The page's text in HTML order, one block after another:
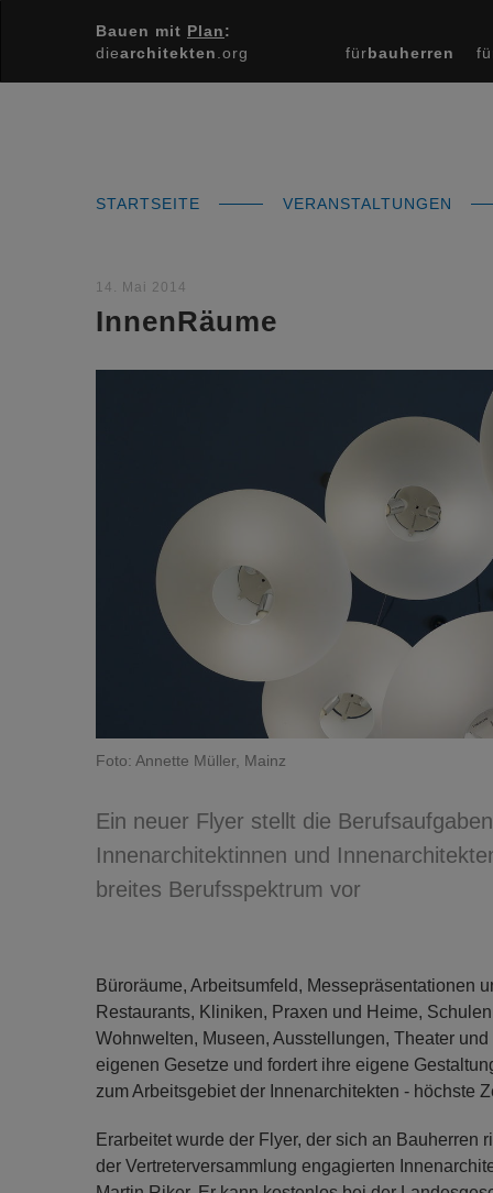
Bauen mit Plan:
diearchitekten .org fürbauherren
STARTSEITE VERANSTALTUNGEN
14. Mai 2014
InnenRäume
Foto: Annette Müller, Mainz
Ein neuer Flyer stellt die
Innenarchitektinnen und
breites Berufsspektrum vor
Büroräume, Arbeitsumfeld, Messepräsentationen
Restaurants, Kliniken, Praxen und Heime,
Wohnwelten, Museen, Ausstellungen, Theater
eigenen Gesetze und fordert ihre eigene
zum Arbeitsgebiet der Innenarchitekten - höchste
Erarbeitet wurde der Flyer, der sich an Bauherren
der Vertreterversammlung engagierten